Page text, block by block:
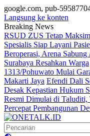
google.com, pub-
Langsung ke konten
Breaking News
RSUD ZUS Tetap
Spesialis Siap Layani
Beroperasi, Arena
Surabaya Resahkan Warga
1313/Pohuwato Mulai
Makarti Jaya Efendi Dali
Desak Kepastian Hukum
Resmi Dimulai di Taluditi,
Percepat Pembangunan